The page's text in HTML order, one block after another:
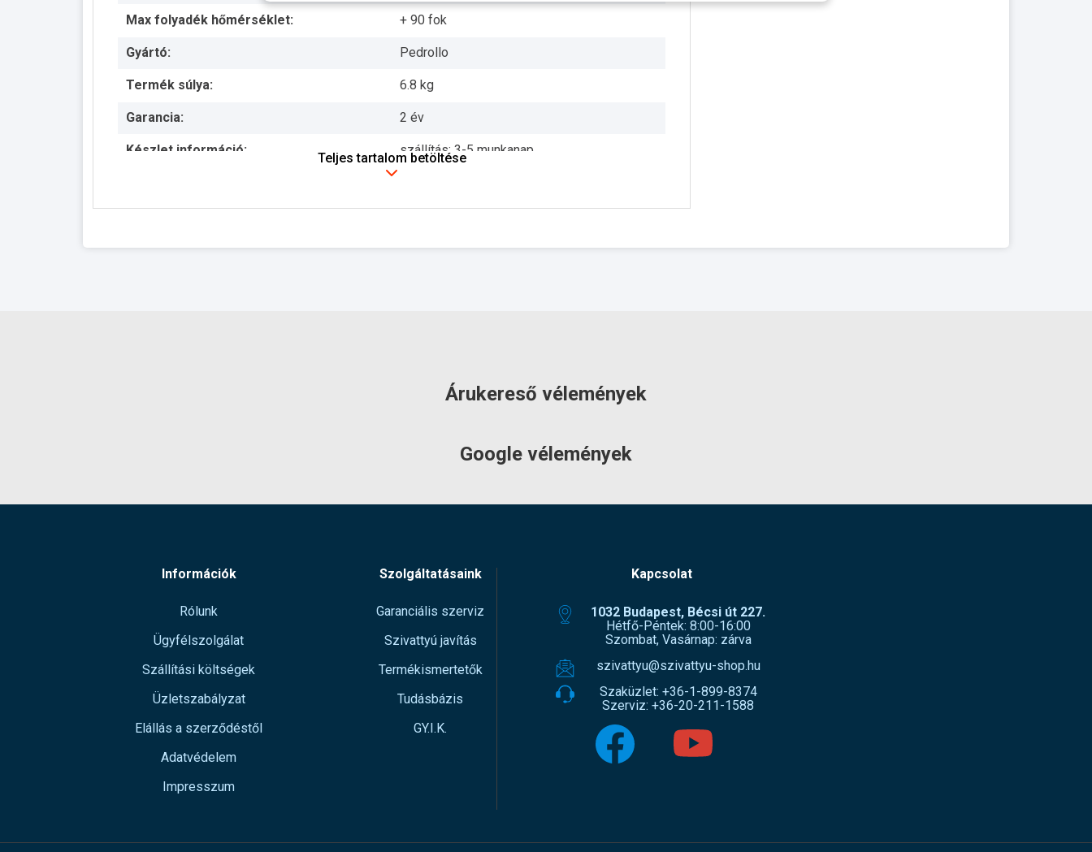
Max folyadék hőmérséklet: + 90 fok
Gyártó: Pedrollo
Termék súlya: 6.8 kg
Garancia: 2 év
Készlet információ: szállítás: 3-5 munkanap
Teljes tartalom betöltése
Árukereső vélemények
Google vélemények
Információk
Rólunk
Ügyfélszolgálat
Szállítási költségek
Üzletszabályzat
Elállás a szerződéstől
Adatvédelem
Impresszum
Szolgáltatásaink
Garanciális szerviz
Szivattyú javítás
Termékismertetők
Tudásbázis
GY.I.K.
Kapcsolat
1032 Budapest, Bécsi út 227.
Hétfő-Péntek: 8:00-16:00
Szombat, Vasárnap: zárva
szivattyu@szivattyu-shop.hu
Szaküzlet: +36-1-899-8374
Szerviz: +36-20-211-1588